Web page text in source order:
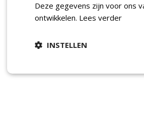
Deze gegevens zijn voor ons
ontwikkelen. Lees verder
INSTELLEN